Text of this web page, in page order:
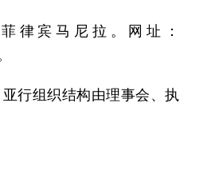
律宾马尼拉。网址：
亚行组织结构由理事会、执